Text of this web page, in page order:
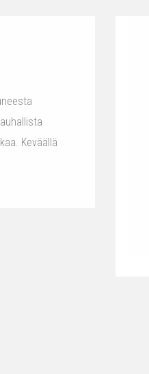
Keväällä